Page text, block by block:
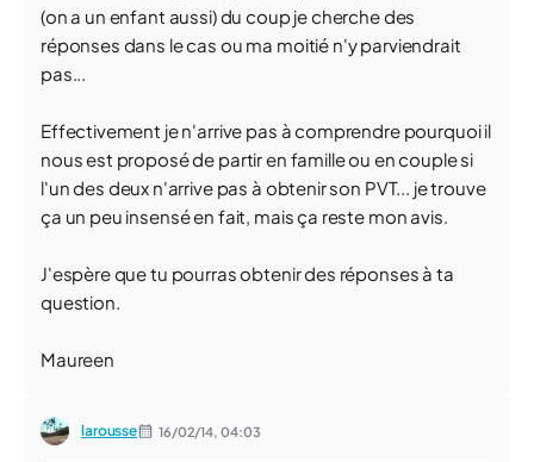
(on a un enfant aussi) du coup je cherche des
réponses dans le cas ou ma moitié n'y parviendrait
pas...
Effectivement je n'arrive pas à comprendre pourquoi il
nous est proposé de partir en famille ou en couple si
l'un des deux n'arrive pas à obtenir son PVT... je trouve
ça un peu insensé en fait, mais ça reste mon avis.
J'espère que tu pourras obtenir des réponses à ta
question.
Maureen
larousse 16/02/14, 04:03